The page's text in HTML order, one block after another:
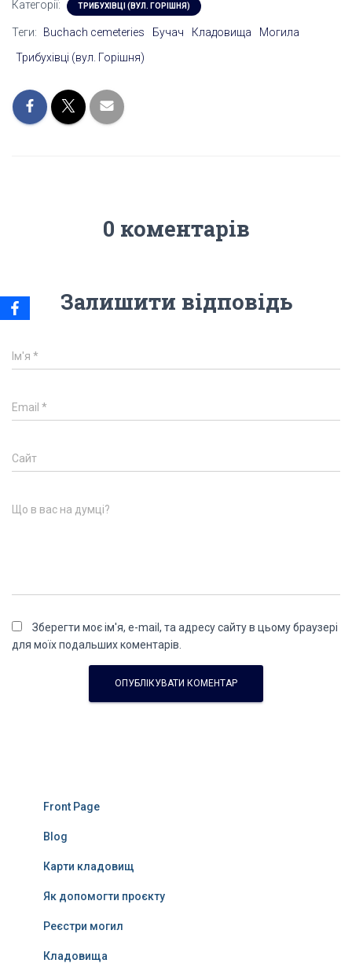
Категорії: ТРИБУХІВЦІ (ВУЛ. ГОРІШНЯ)
Теги: Buchach cemeteries Бучач Кладовища
Могила
Трибухівці (вул. Горішня)
0 коментарів
Залишити відповідь
Ім'я *
Email *
Сайт
Що в вас на думці?
Зберегти моє ім'я, e-mail, та адресу сайту в цьому браузері
для моїх подальших коментарів.
Front Page
Blog
Карти кладовищ
Як допомогти проєкту
Реєстри могил
Кладовища